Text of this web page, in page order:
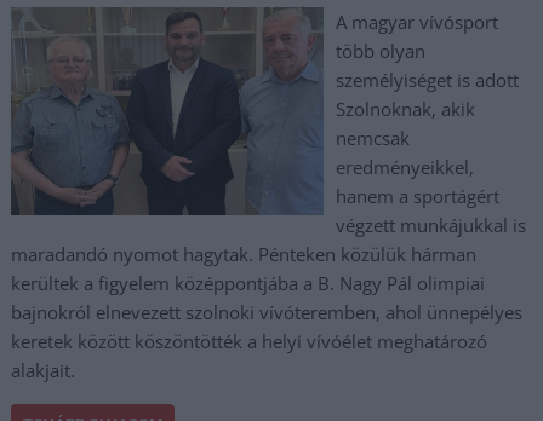
A magyar vívósport
több olyan
személyiséget is adott
Szolnoknak, akik
nemcsak
eredményeikkel,
hanem a sportágért
végzett munkájukkal is
maradandó nyomot hagytak. Pénteken közülük hárman
kerültek a figyelem középpontjába a B. Nagy Pál olimpiai
bajnokról elnevezett szolnoki vívóteremben, ahol ünnepélyes
keretek között köszöntötték a helyi vívóélet meghatározó
alakjait.